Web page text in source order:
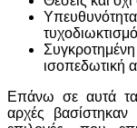
ισοπεδωτική
Επάνω σε αυτά τα
αρχές βασίστηκαν